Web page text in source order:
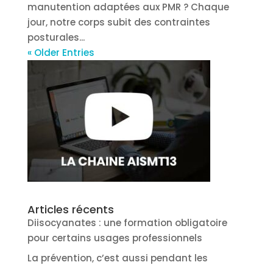
manutention adaptées aux PMR ? Chaque
jour, notre corps subit des contraintes
posturales...
« Older Entries
Articles récents
Diisocyanates : une formation obligatoire
pour certains usages professionnels
La prévention, c’est aussi pendant les